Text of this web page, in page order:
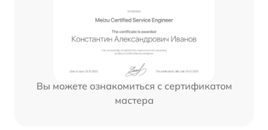
Вы можете ознакомиться с сертификатом
мастера